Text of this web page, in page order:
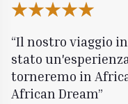
Il nostro viaggio
stato
torneremo in
African Dream